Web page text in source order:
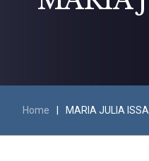
Home MARIA JULIA ISSA